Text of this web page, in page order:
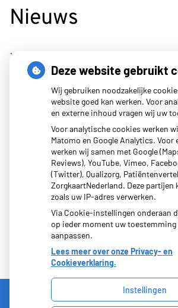
Nieuws
1162
Jong en alert: hoe je borstkanker
dan een knobbeltje
Sinds huisartsen afslankmedicijnen
neemt gebruik toe
Eigen risico gaat onder toekomstig
Schurft sinds corona geen vergeten
uitbraken fors gestegen
Deze website gebruikt
Wij gebruiken noodzakelijke
website goed kan werken. Voor
en externe inhoud vragen wij uw
Voor analytische cookies werken
Matomo en Google Analytics. Voor
werken wij samen met Google
Reviews), YouTube, Vimeo,
(Twitter), Qualizorg,
ZorgkaartNederland. Deze partijen
zoals uw IP-adres verwerken.
Via Cookie-instellingen onderaan
op ieder moment uw
aanpassen.
Lees meer over onze Privacy- en
Cookieverklaring.
Instellingen